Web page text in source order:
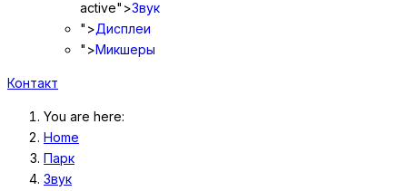
active">Звук
">Дисплеи
">Микшеры
Контакт
You are here:
Home
Парк
Звук